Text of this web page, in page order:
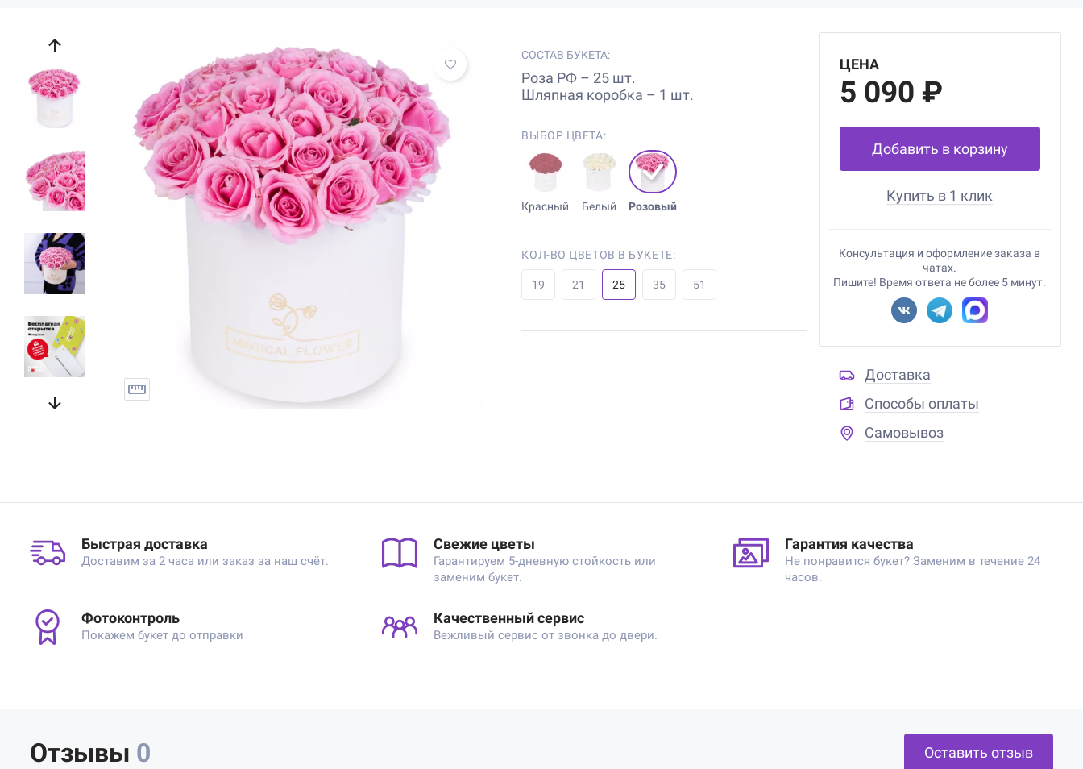
СОСТАВ БУКЕТА:
Роза РФ – 25 шт.
Шляпная коробка – 1 шт.
ВЫБОР ЦВЕТА:
Красный Белый Розовый
КОЛ-ВО ЦВЕТОВ В БУКЕТЕ:
19 21 25 35 51
ЦЕНА
5 090 ₽
Добавить в корзину
Купить в 1 клик
Консультация и оформление заказа в
чатах.
Пишите! Время ответа не более 5 минут.
Доставка
Способы оплаты
Самовывоз
Быстрая доставка
Доставим за 2 часа или заказ за наш счёт.
Свежие цветы
Гарантируем 5-дневную стойкость или
заменим букет.
Гарантия качества
Не понравится букет? Заменим в течение 24
часов.
Фотоконтроль
Покажем букет до отправки
Качественный сервис
Вежливый сервис от звонка до двери.
Отзывы 0 Оставить отзыв